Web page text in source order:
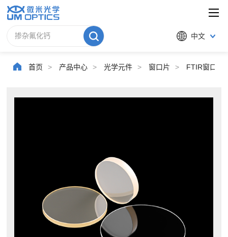
中文
首页 > 产品中心 > 光学元件 > 窗口片 > FTIR窗口片